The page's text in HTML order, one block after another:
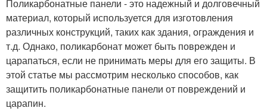
Поликарбонатные панели - это надежный и долговечный
материал, который используется для изготовления
различных конструкций, таких как здания, ограждения и
т.д. Однако, поликарбонат может быть поврежден и
царапаться, если не принимать меры для его защиты. В
этой статье мы рассмотрим несколько способов, как
защитить поликарбонатные панели от повреждений и
царапин.